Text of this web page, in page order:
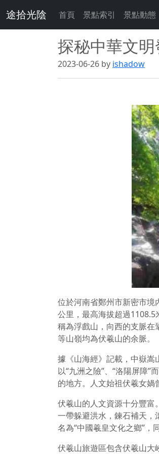
途拾光陰 首頁 景點索引 景點動態
探秘中華文
2023-06-26 by ishadow
位於河南省鄭州市新密市境
公里，最高海拔超過
稱為浮戲山，向西的支脈在
等山嶺均為伏羲山的余脈。
據《山海經》記載，中嶽嵩
以“九洲之險”、“洛陽屏障
的地方。人文始祖伏羲女媧
伏羲山的人文資源十分豐
一帶躲避洪水，鍊石補天，
名為“中國羲皇文化之鄉”，
伏羲山旅遊區包含伏羲山大